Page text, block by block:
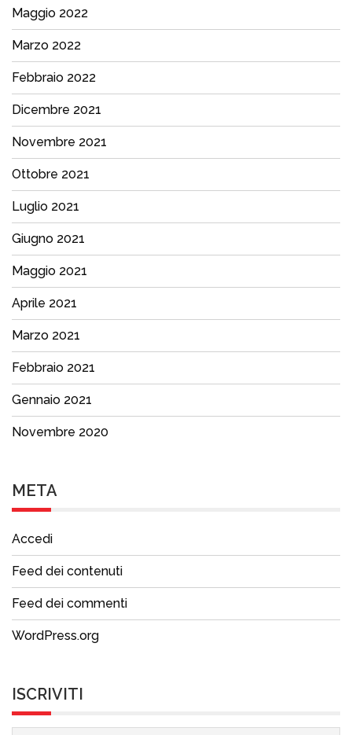
Maggio 2022
Marzo 2022
Febbraio 2022
Dicembre 2021
Novembre 2021
Ottobre 2021
Luglio 2021
Giugno 2021
Maggio 2021
Aprile 2021
Marzo 2021
Febbraio 2021
Gennaio 2021
Novembre 2020
META
Accedi
Feed dei contenuti
Feed dei commenti
WordPress.org
ISCRIVITI